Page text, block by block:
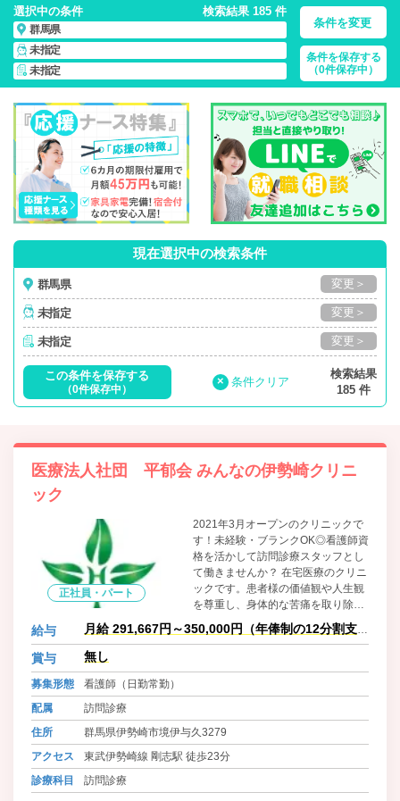
選択中の条件 検索結果 185 件
群馬県
未指定
未指定
条件を変更
条件を保存する
（0件保存中）
群馬県/正社員・パート・応援ナース・派遣の 看護師求人・派
遣・転職・募集一覧
現在選択中の検索条件
群馬県 変更＞
未指定 変更＞
未指定 変更＞
この条件を保存する
（0件保存中）
× 条件クリア
検索結果
185 件
医療法人社団 平郁会 みんなの伊勢崎クリニ
ック
正社員・パート
2021年3月オープンのクリニックで
す！未経験・ブランクOK◎看護師資
格を活かして訪問診療スタッフとし
て働きませんか？ 在宅医療のクリニ
ックです。患者様の価値観や人生観
を尊重し、身体的な苦痛を取り除く
だけでなく生きがい・満足度を向上
させるためのサポートを心がけてい
れから一緒に働いてくれる看護師さ
給与
月給 291,667円～350,000円（年俸制の12分割支
給）
賞与 無し
募集形態
看護師（日勤常勤）
配属
訪問診療
住所
群馬県伊勢崎市境伊与久3279
アクセス
東武伊勢崎線 剛志駅 徒歩23分
診療科目
訪問診療